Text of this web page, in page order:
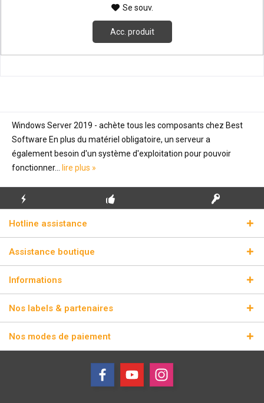
Se souv.
Acc. produit
Windows Server 2019 - achète tous les composants chez Best
Software En plus du matériel obligatoire, un serveur a
également besoin d'un système d'exploitation pour pouvoir
fonctionner... lire plus »
ÉCLAIR
Hotline assistance
Assistance boutique
Informations
Nos labels & partenaires
Nos modes de paiement